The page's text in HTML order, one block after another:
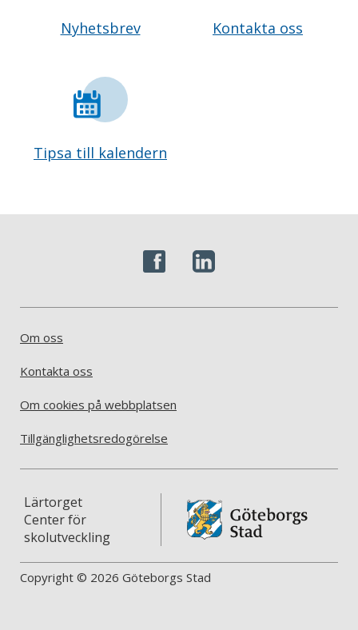
Nyhetsbrev Kontakta oss
Tipsa till kalendern
Om oss
Kontakta oss
Om cookies på webbplatsen
Tillgänglighetsredogörelse
Lärtorget
Center för
skolutveckling
Copyright © 2026 Göteborgs Stad